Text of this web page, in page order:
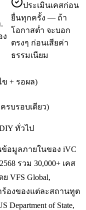
ง
ประเมินเคสก่อน
ยื่นทุกครั้ง — ถ้า
โอกาสต่ำ จะบอก
ตรงๆ ก่อนเสียค่า
ธรรมเนียม
ข + รอผล)
รบรอบเดียว)
ทั่วไป
ข้อมูลภายในของ iVC
รวม 30,000+ เคส
VFS Global,
ำร้องของแต่ละสถานทูต
Department of State,